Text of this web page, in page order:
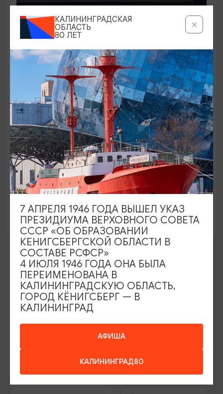
ОТ16263₽
Европа без визы - тур в Калининград:
3 дня/2 ночи
10:00 3 ДНЯ/2 НОЧИ
ИЩИТЕ ТАКЖЕ НА НАШЕМ САЙТЕ
Серебряное ожерелье
Сувениры
Гиды и экскурсоводы
КАЛИНИНГРАДСКАЯ
ОБЛАСТЬ
80 ЛЕТ
АФИША
КАЛИНИНГРАД80
7 АПРЕЛЯ 1946 ГОДА ВЫШЕЛ УКАЗ
ПРЕЗИДИУМА ВЕРХОВНОГО СОВЕТА
СССР «ОБ ОБРАЗОВАНИИ
КЕНИГСБЕРГСКОЙ ОБЛАСТИ В
СОСТАВЕ РСФСР»
4 ИЮЛЯ 1946 ГОДА ОНА БЫЛА
ПЕРЕИМЕНОВАНА В
КАЛИНИНГРАДСКУЮ ОБЛАСТЬ,
ГОРОД КЁНИГСБЕРГ — В
КАЛИНИНГРАД